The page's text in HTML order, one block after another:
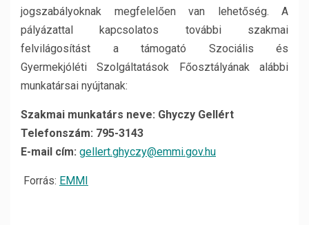
jogszabályoknak megfelelően van lehetőség. A
pályázattal kapcsolatos további szakmai
felvilágosítást a támogató Szociális és
Gyermekjóléti Szolgáltatások Főosztályának alábbi
munkatársai nyújtanak:
Szakmai munkatárs neve: Ghyczy Gellért
Telefonszám: 795-3143
E-mail cím: gellert.ghyczy@emmi.gov.hu
Forrás: EMMI